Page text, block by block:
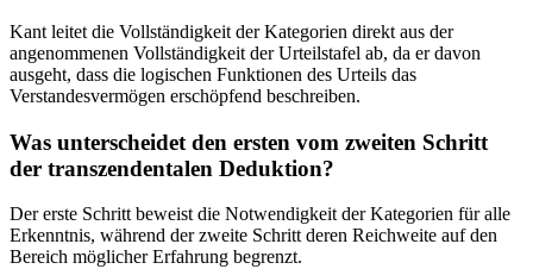
Kant leitet die Vollständigkeit der Kategorien direkt aus der
angenommenen Vollständigkeit der Urteilstafel ab, da er davon
ausgeht, dass die logischen Funktionen des Urteils das
Verstandesvermögen erschöpfend beschreiben.
Was unterscheidet den ersten vom zweiten Schritt
der transzendentalen Deduktion?
Der erste Schritt beweist die Notwendigkeit der Kategorien für alle
Erkenntnis, während der zweite Schritt deren Reichweite auf den
Bereich möglicher Erfahrung begrenzt.